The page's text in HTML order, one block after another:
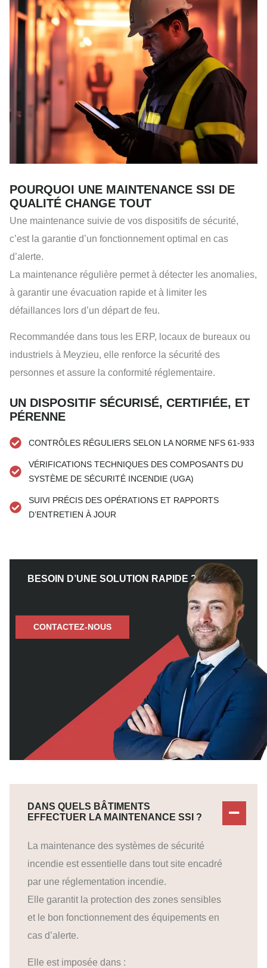
POURQUOI UNE MAINTENANCE SSI DE
QUALITÉ CHANGE TOUT
Une maintenance suivie de vos dispositifs de sécurité,
c’est la garantie d’un fonctionnement optimal en cas
d’alerte.
La maintenance régulière permet à détecter les anomalies,
à garantir une évacuation rapide et à limiter les
défaillances lors d’un départ de feu.
Recommandée dans tous les ERP, locaux de bureaux ou
industriels à Meyzieu, elle renforce la sécurité des
personnes et assure la conformité réglementaire.
UN DISPOSITIF SÉCURISÉ, CERTIFIÉE, ET
PÉRENNE
CONTRÔLES RÉGULIERS SELON LA NORME NFS 61-933
VÉRIFICATIONS TECHNIQUES DES COMPOSANTS DU
SYSTÈME DE SÉCURITÉ INCENDIE (UGA)
SUIVI PRÉCIS DES OPÉRATIONS ET RAPPORTS
D’ENTRETIEN À JOUR
BESOIN D’UNE SOLUTION RAPIDE ?
CONTACTEZ-NOUS
DANS QUELS BÂTIMENTS
EFFECTUER LA MAINTENANCE SSI ?
La maintenance des systèmes de sécurité
incendie est essentielle dans tout site encadré
par une réglementation incendie.
Elle garantit la protection des zones sensibles
et le bon fonctionnement des équipements en
cas d’alerte.
Elle est imposée dans :